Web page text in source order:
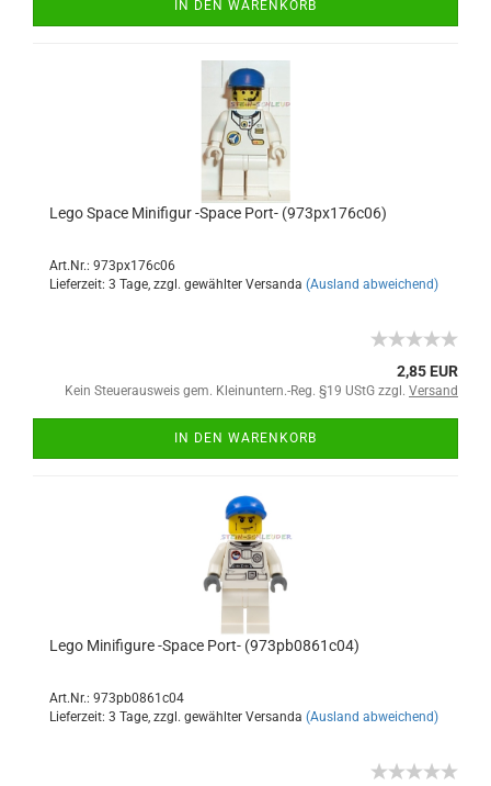
IN DEN WARENKORB
Lego Space Minifigur -Space Port- (973px176c06)
Art.Nr.: 973px176c06
Lieferzeit: 3 Tage, zzgl. gewählter Versanda (Ausland abweichend)
2,85 EUR
Kein Steuerausweis gem. Kleinuntern.-Reg. §19 UStG zzgl. Versand
IN DEN WARENKORB
Lego Minifigure -Space Port- (973pb0861c04)
Art.Nr.: 973pb0861c04
Lieferzeit: 3 Tage, zzgl. gewählter Versanda (Ausland abweichend)